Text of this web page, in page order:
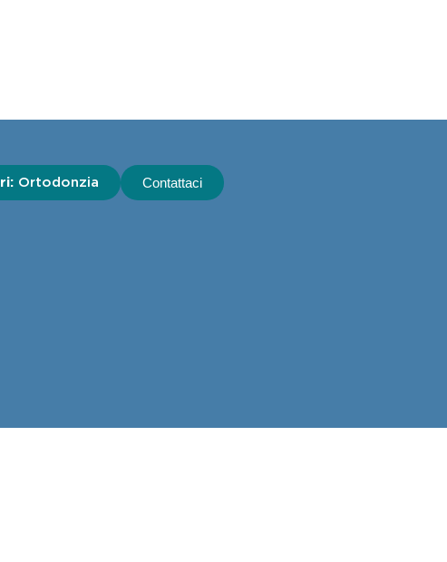
Ortodonzia Contattaci